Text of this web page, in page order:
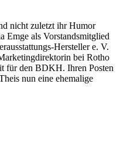
nicht zuletzt ihr Humor
Emge als Vorstandsmitglied
Hersteller e. V.
bei Rotho
für den BDKH. Ihren Posten
nun eine ehemalige